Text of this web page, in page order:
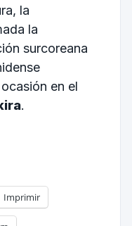
la
la
surcoreana
en el
.
Imprimir